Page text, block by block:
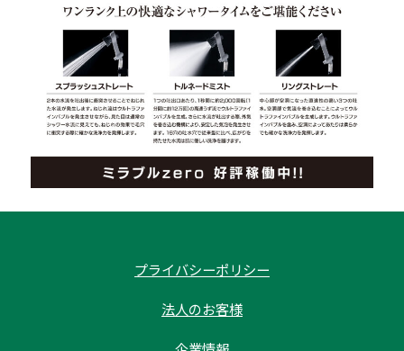
プライバシーポリシー
法人のお客様